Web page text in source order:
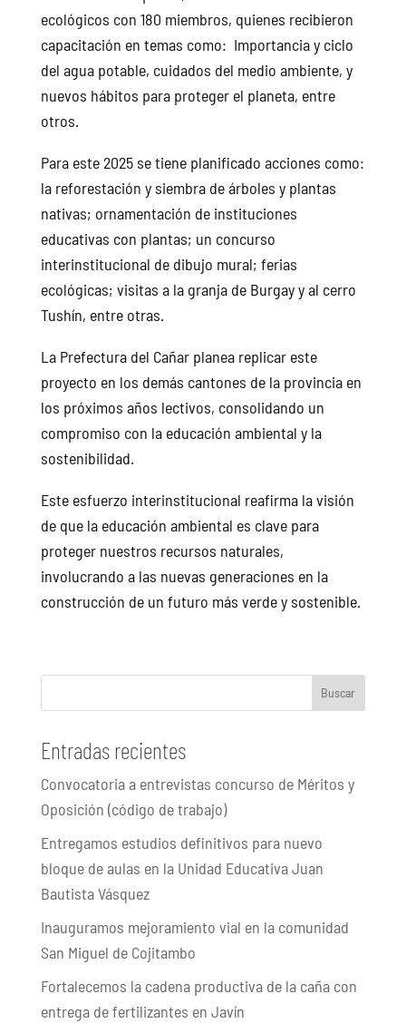
ecológicos con 180 miembros, quienes recibieron
capacitación en temas como: Importancia y ciclo
del agua potable, cuidados del medio ambiente, y
nuevos hábitos para proteger el planeta, entre
otros.
Para este 2025 se tiene planificado acciones como:
la reforestación y siembra de árboles y plantas
nativas; ornamentación de instituciones
educativas con plantas; un concurso
interinstitucional de dibujo mural; ferias
ecológicas; visitas a la granja de Burgay y al cerro
Tushín, entre otras.
La Prefectura del Cañar planea replicar este
proyecto en los demás cantones de la provincia en
los próximos años lectivos, consolidando un
compromiso con la educación ambiental y la
sostenibilidad.
Este esfuerzo interinstitucional reafirma la visión
de que la educación ambiental es clave para
proteger nuestros recursos naturales,
involucrando a las nuevas generaciones en la
construcción de un futuro más verde y sostenible.
Buscar
Entradas recientes
Convocatoria a entrevistas concurso de Méritos y
Oposición (código de trabajo)
Entregamos estudios definitivos para nuevo
bloque de aulas en la Unidad Educativa Juan
Bautista Vásquez
Inauguramos mejoramiento vial en la comunidad
San Miguel de Cojitambo
Fortalecemos la cadena productiva de la caña con
entrega de fertilizantes en Javín